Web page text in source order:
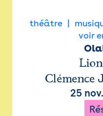
théâtre
voir
Clémence
25 nov.